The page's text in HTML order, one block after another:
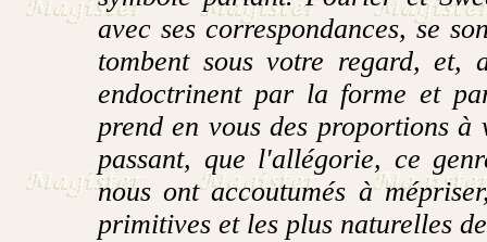
avec ses correspondances, se
tombent sous votre regard,
endoctrinent par la forme et
prend en vous des proportions à
passant, que l'allégorie, ce
nous ont accoutumés à
primitives et les plus naturelles